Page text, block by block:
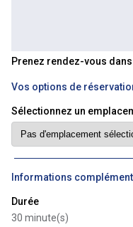
Prenez rendez-vous
Vos options de
Sélectionnez un
Informations
Durée
30 minute(s)